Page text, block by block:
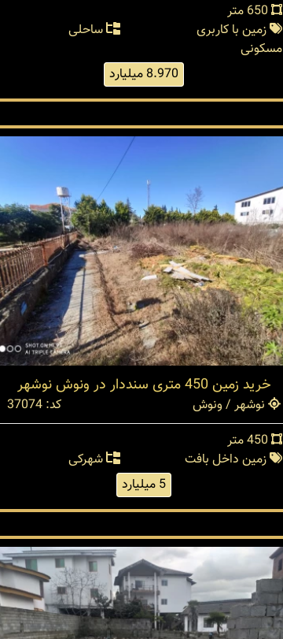
650 متر
زمین با کاربری
مسکونی
ساحلی
8.970 میلیارد
خرید زمین 450 متری سنددار در ونوش نوشهر
نوشهر / ونوش
کد: 37074
450 متر
زمین داخل بافت
شهرکی
5 میلیارد